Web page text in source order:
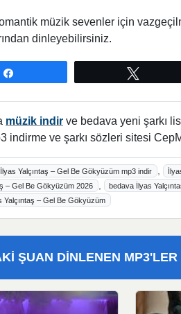
müzik sevenler için
dinleyebilirsiniz.
müzik indir ve bedava yeni şarkı
indirme ve şarkı sözleri sitesi
İlyas Yalçıntaş – Gel Be Gökyüzüm mp3 indir ,
– Gel Be Gökyüzüm 2026 , bedava İlyas
Yalçıntaş – Gel Be Gökyüzüm
ŞUAN DINLENEN MP3'LER